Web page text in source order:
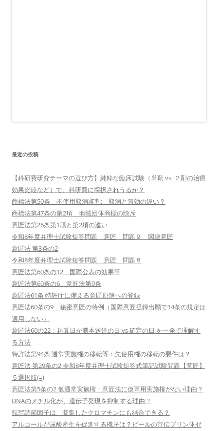
最近の投稿
【科研費研究テーマの選び方】純粋な臨床試験（単剤 vs. ２剤の治療
効果比較など）で、科研費に採択されうるか？
商標法第50条 不使用取消審判: 取消と無効の違い？
商標法第47条の第2項 地域団体商標の除斥
意匠法第26条第1項と第2項の違い
令和8年度弁理士試験短答問題 意匠 問題９ 関連意匠
意匠法 第3条の2
令和8年度弁理士試験短答問題 意匠 問題８
意匠法第60条の12 国際公表の効果等
意匠法第60条の6、意匠法第9条
意匠法61条 特許庁に備える意匠原簿への登録
意匠法60条の9 秘密意匠の特例（国際意匠登録出願で14条の規定は
適用しない）
意匠法60の22：起算日が謄本送達の日 vs 確定の日 を一発で理解す
る方法
特許法第94条 通常実施権の移転等：先使用権の移転の要件は？
意匠法 第29条の2 令和8年度弁理士試験短答式筆記試験問題【意匠】
５選択肢(ﾆ)
意匠法第5条の2 仮通常実施権：意匠法に仮専用実施権がない理由？
DNAのメチル化が、遺伝子発現を抑制する理由？
転写調節因子は、凝集したクロマチンにも結合できる？
アルコールが尿酸産生を促進する機序は？ビールの宣伝プリン体ゼ